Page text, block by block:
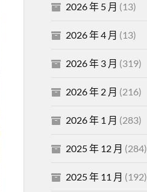
2026 年 5 月 (13)
2026 年 4 月 (13)
2026 年 3 月 (319)
2026 年 2 月 (216)
2026 年 1 月 (283)
2025 年 12 月 (284)
2025 年 11 月 (192)